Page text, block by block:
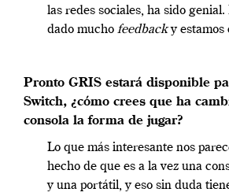
las redes sociales, ha sido
dado mucho feedbacky estamos
Pronto GRIS estará disponible
Switch, ¿cómo crees que ha
consola la forma de jugar?
Lo que más interesante nos
hecho de que es a la vez una
y una portátil, y eso sin duda